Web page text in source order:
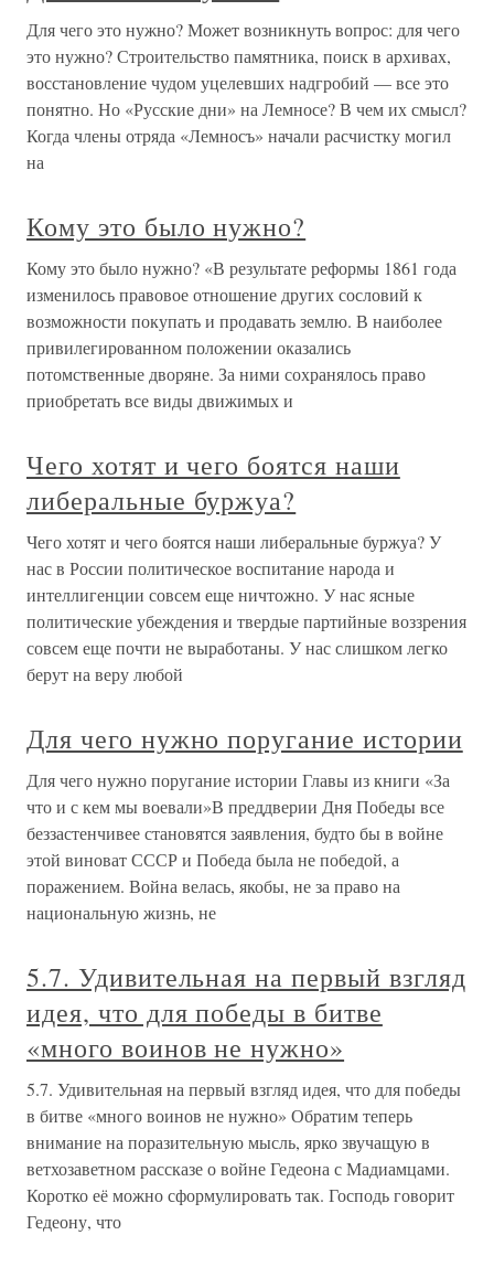
Для чего это нужно? Может возникнуть вопрос: для чего
это нужно? Строительство памятника, поиск в архивах,
восстановление чудом уцелевших надгробий — все это
понятно. Но «Русские дни» на Лемносе? В чем их смысл?
Когда члены отряда «Лемносъ» начали расчистку могил
на
Кому это было нужно?
Кому это было нужно? «В результате реформы 1861 года
изменилось правовое отношение других сословий к
возможности покупать и продавать землю. В наиболее
привилегированном положении оказались
потомственные дворяне. За ними сохранялось право
приобретать все виды движимых и
Чего хотят и чего боятся наши
либеральные буржуа?
Чего хотят и чего боятся наши либеральные буржуа? У
нас в России политическое воспитание народа и
интеллигенции совсем еще ничтожно. У нас ясные
политические убеждения и твердые партийные воззрения
совсем еще почти не выработаны. У нас слишком легко
берут на веру любой
Для чего нужно поругание истории
Для чего нужно поругание истории Главы из книги «За
что и с кем мы воевали»В преддверии Дня Победы все
беззастенчивее становятся заявления, будто бы в войне
этой виноват СССР и Победа была не победой, а
поражением. Война велась, якобы, не за право на
национальную жизнь, не
5.7. Удивительная на первый взгляд
идея, что для победы в битве
«много воинов не нужно»
5.7. Удивительная на первый взгляд идея, что для победы
в битве «много воинов не нужно» Обратим теперь
внимание на поразительную мысль, ярко звучащую в
ветхозаветном рассказе о войне Гедеона с Мадиамцами.
Коротко её можно сформулировать так. Господь говорит
Гедеону, что